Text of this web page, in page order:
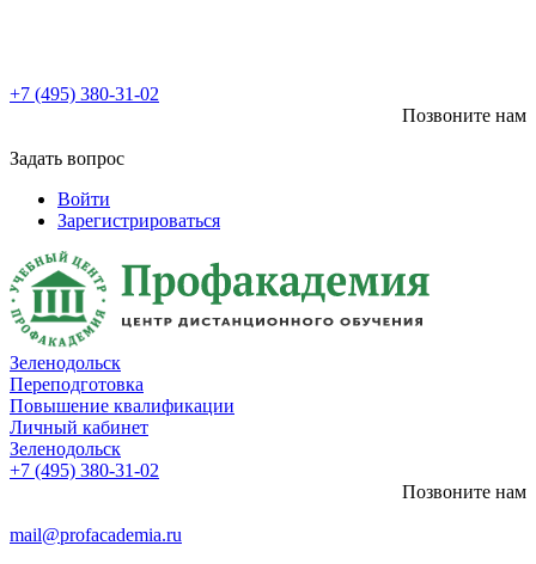
+7 (495) 380-31-02
Позвоните нам
Задать вопрос
Войти
Зарегистрироваться
Зеленодольск
Переподготовка
Повышение квалификации
Личный кабинет
Зеленодольск
+7 (495) 380-31-02
Позвоните нам
mail@profacademia.ru